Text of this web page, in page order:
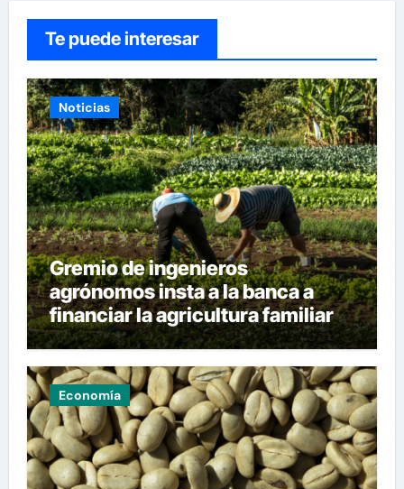
Te puede interesar
Noticias
Gremio de ingenieros
agrónomos insta a la banca a
financiar la agricultura familiar
Economía